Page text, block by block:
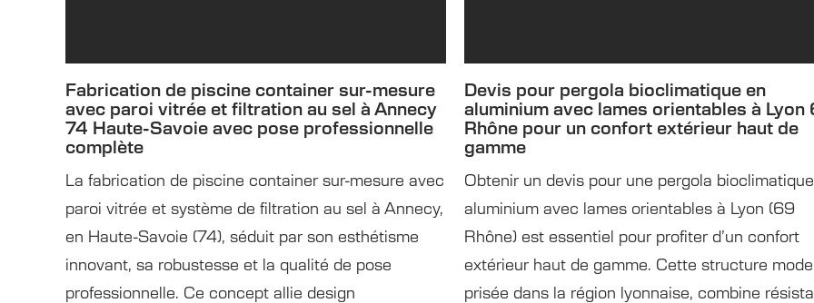
Fabrication de piscine container sur-mesure
avec paroi vitrée et filtration au sel à Annecy
74 Haute-Savoie avec pose professionnelle
complète
La fabrication de piscine container sur-mesure avec
paroi vitrée et système de filtration au sel à Annecy,
en Haute-Savoie (74), séduit par son esthétisme
innovant, sa robustesse et la qualité de pose
professionnelle. Ce concept allie design
Devis pour pergola bioclimatique en
aluminium avec lames orientables à Lyon
Rhône pour un confort extérieur haut de
gamme
Obtenir un devis pour une pergola
aluminium avec lames orientables à Lyon (69
Rhône) est essentiel pour profiter d’un confort
extérieur haut de gamme. Cette structure
prisée dans la région lyonnaise, combine